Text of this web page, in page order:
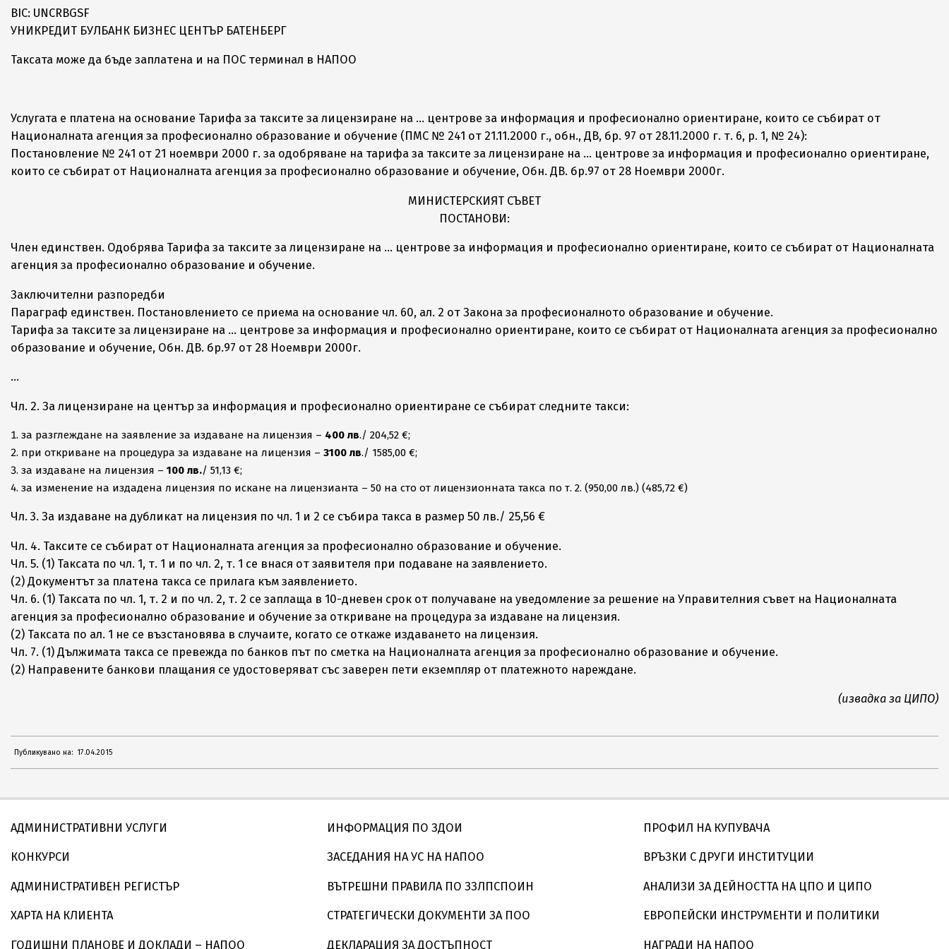
BIC: UNCRBGSF
УНИКРЕДИТ БУЛБАНК БИЗНЕС ЦЕНТЪР БАТЕНБЕРГ
Таксата може да бъде заплатена и на ПОС терминал в НАПОО
Услугата е платена на основание Тарифа за таксите за лицензиране на … центрове за информация и професионално ориентиране, които се събират от
Националната агенция за професионално образование и обучение (ПМС № 241 от 21.11.2000 г., обн., ДВ, бр. 97 от 28.11.2000 г. т. 6, р. 1, № 24):
Постановление № 241 от 21 ноември 2000 г. за одобряване на тарифа за таксите за лицензиране на … центрове за информация и професионално ориентиране,
които се събират от Националната агенция за професионално образование и обучение, Обн. ДВ. бр.97 от 28 Ноември 2000г.
МИНИСТЕРСКИЯТ СЪВЕТ
ПОСТАНОВИ:
Член единствен. Одобрява Тарифа за таксите за лицензиране на … центрове за информация и професионално ориентиране, които се събират от Националната
агенция за професионално образование и обучение.
Заключителни разпоредби
Параграф единствен. Постановлението се приема на основание чл. 60, ал. 2 от Закона за професионалното образование и обучение.
Тарифа за таксите за лицензиране на … центрове за информация и професионално ориентиране, които се събират от Националната агенция за професионално
образование и обучение, Обн. ДВ. бр.97 от 28 Ноември 2000г.
…
Чл. 2. За лицензиране на център за информация и професионално ориентиране се събират следните такси:
за разглеждане на заявление за издаване на лицензия – 400 лв./ 204,52 €;
при откриване на процедура за издаване на лицензия – 3100 лв./ 1585,00 €;
за издаване на лицензия – 100 лв./ 51,13 €;
за изменение на издадена лицензия по искане на лицензианта – 50 на сто от лицензионната такса по т. 2. (950,00 лв.) (485,72 €)
Чл. 3. За издаване на дубликат на лицензия по чл. 1 и 2 се събира такса в размер 50 лв./ 25,56 €
Чл. 4. Таксите се събират от Националната агенция за професионално образование и обучение.
Чл. 5. (1) Таксата по чл. 1, т. 1 и по чл. 2, т. 1 се внася от заявителя при подаване на заявлението.
(2) Документът за платена такса се прилага към заявлението.
Чл. 6. (1) Таксата по чл. 1, т. 2 и по чл. 2, т. 2 се заплаща в 10-дневен срок от получаване на уведомление за решение на Управителния съвет на Националната
агенция за професионално образование и обучение за откриване на процедура за издаване на лицензия.
(2) Таксата по ал. 1 не се възстановява в случаите, когато се откаже издаването на лицензия.
Чл. 7. (1) Дължимата такса се превежда по банков път по сметка на Националната агенция за професионално образование и обучение.
(2) Направените банкови плащания се удостоверяват със заверен пети екземпляр от платежното нареждане.
(извадка за ЦИПО)
Публикувано на: 17.04.2015
АДМИНИСТРАТИВНИ УСЛУГИ
КОНКУРСИ
АДМИНИСТРАТИВЕН РЕГИСТЪР
ХАРТА НА КЛИЕНТА
ГОДИШНИ ПЛАНОВЕ И ДОКЛАДИ – НАПОО
ИНФОРМАЦИЯ ПО ЗДОИ
ЗАСЕДАНИЯ НА УС НА НАПОО
ВЪТРЕШНИ ПРАВИЛА ПО ЗЗЛПСПОИН
СТРАТЕГИЧЕСКИ ДОКУМЕНТИ ЗА ПОО
ДЕКЛАРАЦИЯ ЗА ДОСТЪПНОСТ
ПРОФИЛ НА КУПУВАЧА
ВРЪЗКИ С ДРУГИ ИНСТИТУЦИИ
АНАЛИЗИ ЗА ДЕЙНОСТТА НА ЦПО И ЦИПО
ЕВРОПЕЙСКИ ИНСТРУМЕНТИ И ПОЛИТИКИ
НАГРАДИ НА НАПОО